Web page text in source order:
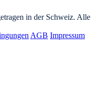
in der Schweiz. Alle
AGB Impressum